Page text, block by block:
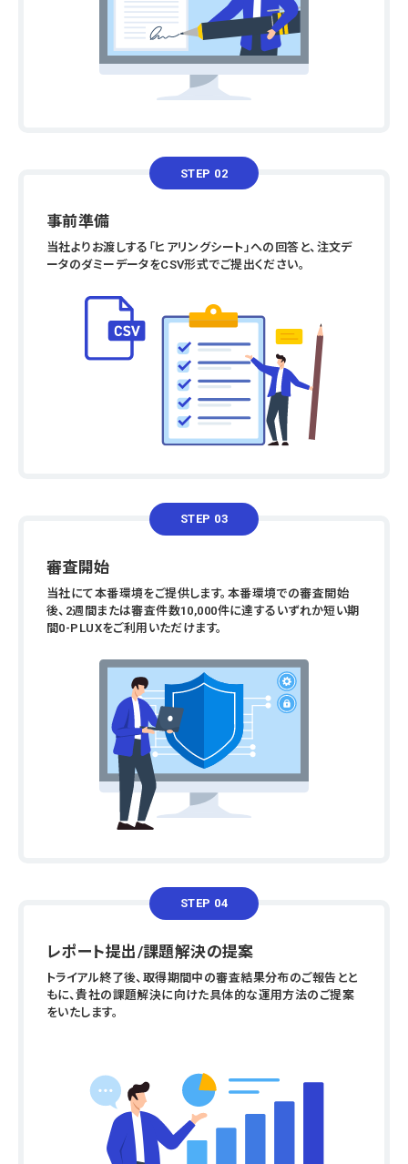
STEP 02
事前準備
当社よりお渡しする「ヒアリングシート」への回答と、注文デ
ータのダミーデータをCSV形式でご提出ください。
STEP 03
審査開始
当社にて本番環境をご提供します。本番環境での審査開始
後、2週間または審査件数10,000件に達するいずれか短い期
間0-PLUXをご利用いただけます。
STEP 04
レポート提出/課題解決の提案
トライアル終了後、取得期間中の審査結果分布のご報告とと
もに、貴社の課題解決に向けた具体的な運用方法のご提案
をいたします。